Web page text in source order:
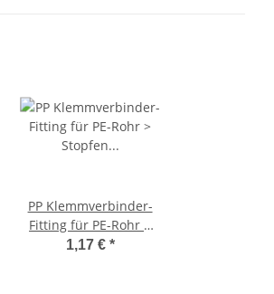
PP Klemmverbinder-
Fitting für PE-Rohr >
Stopfen Endstück (i)
1,17 € *